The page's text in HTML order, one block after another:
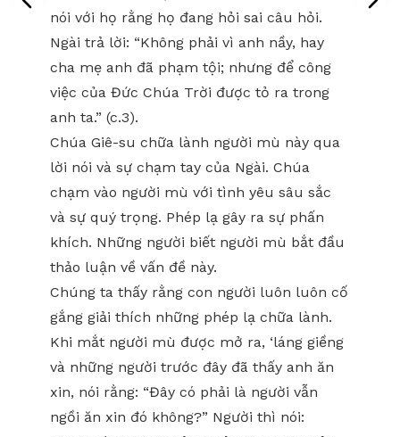
nói với họ rằng họ đang hỏi sai câu hỏi.
Ngài trả lời: “Không phải vì anh nầy, hay
cha mẹ anh đã phạm tội; nhưng để công
việc của Đức Chúa Trời được tỏ ra trong
anh ta.” (c.3).
Chúa Giê-su chữa lành người mù này qua
lời nói và sự chạm tay của Ngài. Chúa
chạm vào người mù với tình yêu sâu sắc
và sự quý trọng. Phép lạ gây ra sự phấn
khích. Những người biết người mù bắt đầu
thảo luận về vấn đề này.
Chúng ta thấy rằng con người luôn luôn cố
gắng giải thích những phép lạ chữa lành.
Khi mắt người mù được mở ra, ‘láng giềng
và những người trước đây đã thấy anh ăn
xin, nói rằng: “Đây có phải là người vẫn
ngồi ăn xin đó không?” Người thì nói: